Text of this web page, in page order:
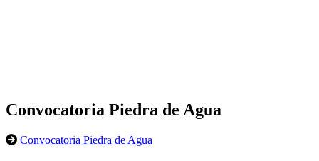
Convocatoria Piedra de Agua
Convocatoria Piedra de Agua